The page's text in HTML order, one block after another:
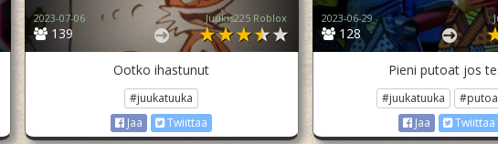
139
2023-07-06 Juukis225 Roblox
Ootko ihastunut
#juukatuuka
Jaa
Twiittaa
128
2023-06-29
Pieni putoat jos
#juukatuuka
Jaa
Twiittaa